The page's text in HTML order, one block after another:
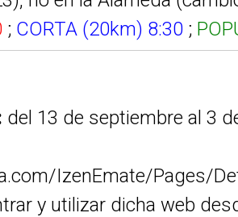
; CORTA (20km) 8:30 ;
del 13 de septiembre al 3
IzenEmate/Pages/
y utilizar dicha web